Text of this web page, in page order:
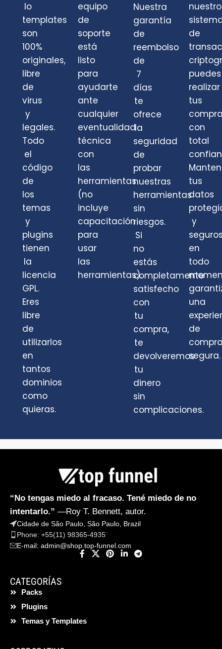
lo
templates
son
100%
originales,
libre
de
virus
y
legales.
Todo
el
código
de
los
temas
y
plugins
tienen
la
licencia
GPL.
Eres
libre
de
utilizarlos
en
tantos
dominios
como
quieras.
equipo
de
soporte
está
listo
para
ayudarte
ante
cualquier
eventualidad
técnica
con
las
herramientas
(no
incluye
capacitación
para
usar
las
herramientas).
Nuestra
garantía
de
reembolso
de
7
días
te
ofrece
la
seguridad
de
probar
nuestras
herramientas
sin
riesgos.
Si
no
estás
completamente
satisfecho
con
tu
compra,
te
devolveremos
tu
dinero
sin
complicaciones.
nuestro
de
puedes
realizar
tus
con
total
tus
datos
y
en
todo
una
de
segura.
“No tengas miedo al fracaso. Tené miedo de no
intentarlo.” —Roy T. Bennett, autor.
Cidade de São Paulo, São Paulo, Brazil
Phone: +55(11) 98365-4935
E-mail: admin@shop.top-funnel.com
CATEGORÍAS
Packs
Plugins
Temas y Templates